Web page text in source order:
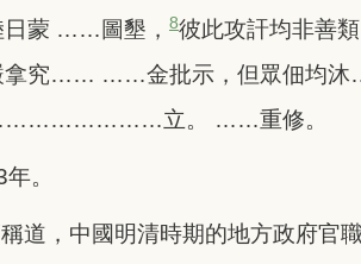
蒙 ……圖墾， 8彼此攻訐均非善
拿究…… ……金批示，但眾佃均
立。 ……重修。
。
道，中國明清時期的地方政府官